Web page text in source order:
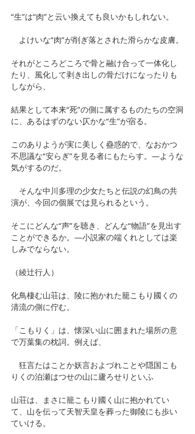
“生”は“肉”と云い換えても良いかもしれない。
よけいな“肉”が削ぎ落とされた滑らかな皮膚。
それがところどころで骨と融け合って一体化し
たり、風化して剥き出しの骨だけになったりも
しながら、
結果として本来“死”の側に属するものたちの空洞
に、あるはずのない仄かな“生”が宿る。
このありようが実に美しく蠱惑的で、なおかつ
不思議な“安らぎ”を見る者にもたらす。―ような
気がするのだ。
そんな中川多理の少女たちと伝説の幻鳥の共
演が、今回の個展では見られるという。
そこにどんな“声”を聴き、どんな“物語”を見出す
ことができるか。―小説家の端くれとしては楽
しみでならない。
（綾辻行人）
化鳥棲む山荘は、陵に抱かれた籠こもり國くの
清流の側に佇む。
「こもりく」は、懐深い山に囲まれた場所の意
で万葉集の枕詞。例えば、
狂言たはことか妖言およづれことや隠国こも
りくの泊瀬はつせの山に廬ろせりといふ
山荘は、まさに籠こもり國く山に抱かれてい
て、山を伝って天智天皇を葬った御陵にも歩い
ていける。